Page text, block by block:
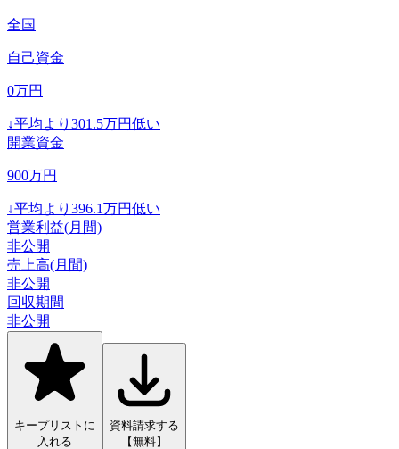
全国
自己資金
0万円
↓平均より 301.5万円低い
開業資金
900万円
↓平均より 396.1万円低い
営業利益(月間)
非公開
売上高(月間)
非公開
回収期間
非公開
キープリストに
入れる
資料請求する
【無料】